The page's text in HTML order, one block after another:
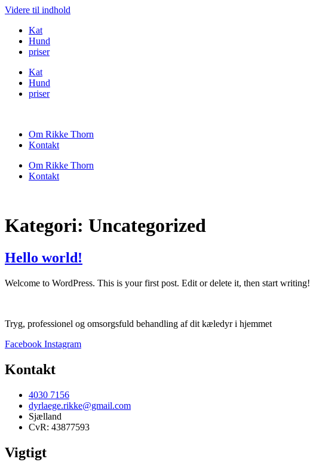
Videre til indhold
Kat
Hund
priser
Kat
Hund
priser
Om Rikke Thorn
Kontakt
Om Rikke Thorn
Kontakt
Kategori: Uncategorized
Hello world!
Welcome to WordPress. This is your first post. Edit or delete it, then start writing!
Tryg, professionel og omsorgsfuld behandling af dit kæledyr i hjemmet
Facebook Instagram
Kontakt
4030 7156
dyrlaege.rikke@gmail.com
Sjælland
CvR: 43877593
Vigtigt